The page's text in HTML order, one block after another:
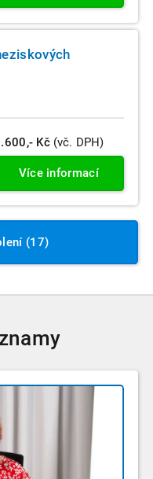
Kč (vč. DPH)
Více informací
(17)